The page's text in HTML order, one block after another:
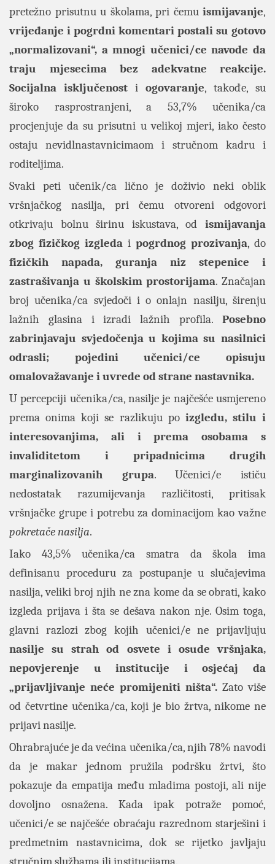
pretežno prisutnu u školama, pri čemu ismijavanje,
vrijeđanje i pogrdni komentari postali su gotovo
„normalizovani“, a mnogi učenici/ce navode da
traju mjesecima bez adekvatne reakcije.
Socijalna isključenost i ogovaranje, takođe, su
široko rasprostranjeni, a 53,7% učenika/ca
procjenjuje da su prisutni u velikoj mjeri, iako često
ostaju nevidlnastavnicimaom i stručnom kadru i
roditeljima.
Svaki peti učenik/ca lično je doživio neki oblik
vršnjačkog nasilja, pri čemu otvoreni odgovori
otkrivaju bolnu širinu iskustava, od ismijavanja
zbog fizičkog izgleda i pogrdnog prozivanja, do
fizičkih napada, guranja niz stepenice i
zastrašivanja u školskim prostorijama. Značajan
broj učenika/ca svjedoči i o onlajn nasilju, širenju
lažnih glasina i izradi lažnih profila. Posebno
zabrinjavaju svjedočenja u kojima su nasilnici
odrasli; pojedini učenici/ce opisuju
omalovažavanje i uvrede od strane nastavnika.
U percepciji učenika/ca, nasilje je najčešće usmjereno
prema onima koji se razlikuju po izgledu, stilu i
interesovanjima, ali i prema osobama s
invaliditetom i pripadnicima drugih
marginalizovanih grupa. Učenici/e ističu
nedostatak razumijevanja različitosti, pritisak
vršnjačke grupe i potrebu za dominacijom kao važne
pokretače nasilja.
Iako 43,5% učenika/ca smatra da škola ima
definisanu proceduru za postupanje u slučajevima
nasilja, veliki broj njih ne zna kome da se obrati, kako
izgleda prijava i šta se dešava nakon nje. Osim toga,
glavni razlozi zbog kojih učenici/e ne prijavljuju
nasilje su strah od osvete i osude vršnjaka,
nepovjerenje u institucije i osjećaj da
„prijavljivanje neće promijeniti ništa“. Zato više
od četvrtine učenika/ca, koji je bio žrtva, nikome ne
prijavi nasilje.
Ohrabrajuće je da većina učenika/ca, njih 78% navodi
da je makar jednom pružila podršku žrtvi, što
pokazuje da empatija među mladima postoji, ali nije
dovoljno osnažena. Kada ipak potraže pomoć,
učenici/e se najčešće obraćaju razrednom starješini i
predmetnim nastavnicima, dok se rijetko javljaju